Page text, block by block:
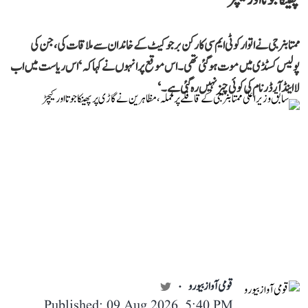
ممتا بنرجی نے اتوار کو ٹی ایم سی کارکن برجو کیٹ کے خاندان سے ملاقات کی، جن کی
پولیس کسٹڈی میں موت ہو گئی تھی۔ اس موقع پر انہوں نے کہا کہ ‘اس ریاست میں اب
لا اینڈ آرڈر نام کی کوئی چیز نہیں رہ گئی ہے۔‘
قومی آواز بیورو